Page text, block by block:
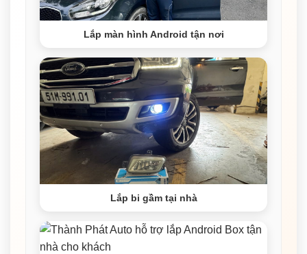
Lắp màn hình Android tận nơi
Lắp bi gầm tại nhà